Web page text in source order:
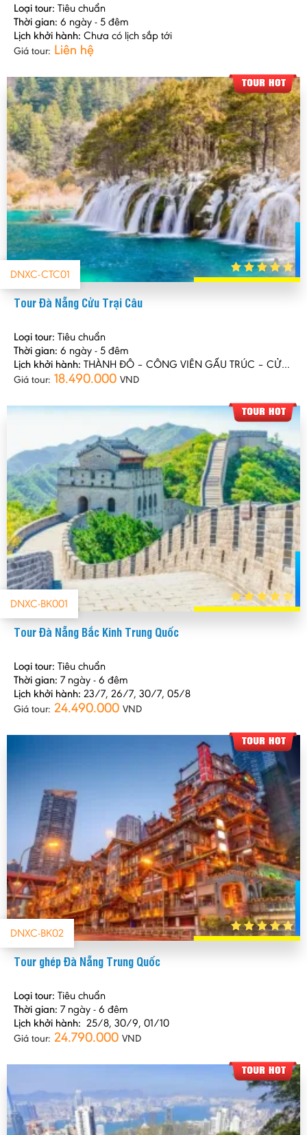
Loại tour: Tiêu chuẩn
Thời gian: 6 ngày - 5 đêm
Lịch khởi hành: Chưa có lịch sắp tới
Giá tour: Liên hệ
DNXC-CTC01
Tour Đà Nẵng Cửu Trại Câu
Loại tour: Tiêu chuẩn
Thời gian: 6 ngày - 5 đêm
Lịch khởi hành: THÀNH ĐÔ – CÔNG VIÊN GẤU TRÚC – CỬU TRẠI CÂU – LÀNG TÂY TẠNG
Giá tour: 18.490.000 VND
DNXC-BK001
Tour Đà Nẵng Bắc Kinh Trung Quốc
Loại tour: Tiêu chuẩn
Thời gian: 7 ngày - 6 đêm
Lịch khởi hành: 23/7, 26/7, 30/7, 05/8
Giá tour: 24.490.000 VND
DNXC-BK02
Tour ghép Đà Nẵng Trung Quốc
Loại tour: Tiêu chuẩn
Thời gian: 7 ngày - 6 đêm
Lịch khởi hành: 25/8, 30/9, 01/10
Giá tour: 24.790.000 VND